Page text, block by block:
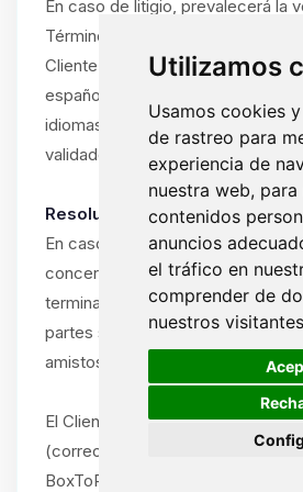
Utilizamos
Usamos cookies
de rastreo para
experiencia de
nuestra web,
contenidos
anuncios
el tráfico en
comprender de
nuestros
En caso de litigio, prevalecerá la
Términos y Condiciones en el
Cliente durante la suscripción
español). Si el Cliente ha utilizado
idiomas, prevalecerá el idioma
validado.
Resolución amistosa
En caso de disputa entre el
concerniente a la interpretación,
terminación de estos Términos y
partes se comprometen a intentar
amistosamente antes de cualquier
El Cliente debe notificar la
(correo electrónico o carta
BoxToPlay.com, describiendo la